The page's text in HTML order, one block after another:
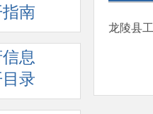
南
息
录
龙陵县